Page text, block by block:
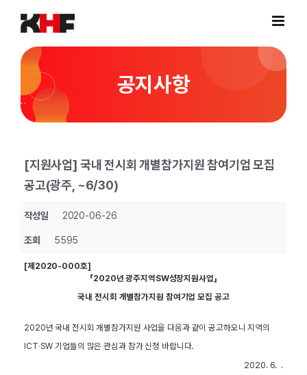
content
공지사항
[지원사업] 국내 전시회 개별참가지원 참여기업 모집
공고(광주, ~6/30)
작성일 2020-06-26
조회 5595
[제2020-000호]
「2020년 광주지역SW성장지원사업」
국내 전시회 개별참가지원 참여기업 모집 공고
2020년 국내 전시회 개별참가지원 사업을 다음과 같이 공고하오니 지역의
ICT‧SW 기업들의 많은 관심과 참가 신청 바랍니다.
2020. 6. .